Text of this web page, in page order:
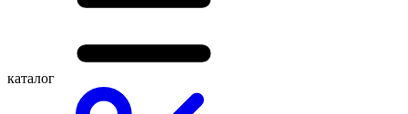
каталог